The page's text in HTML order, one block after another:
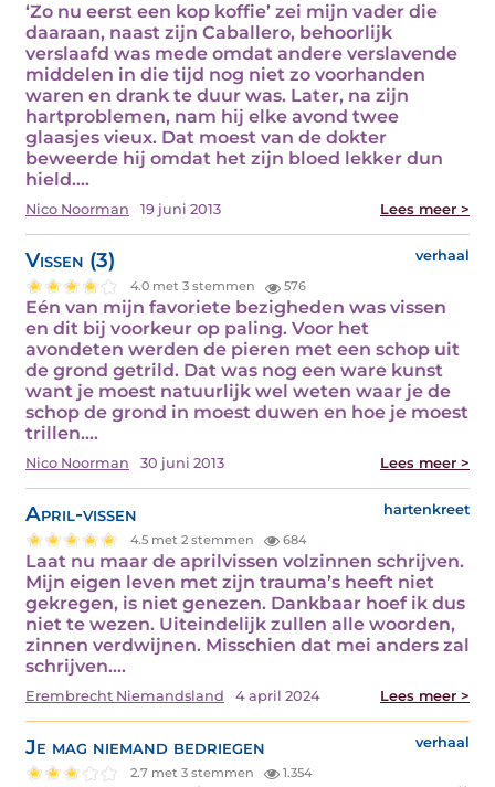
‘Zo nu eerst een kop koffie’ zei mijn vader die
daaraan, naast zijn Caballero, behoorlijk
verslaafd was mede omdat andere verslavende
middelen in die tijd nog niet zo voorhanden
waren en drank te duur was. Later, na zijn
hartproblemen, nam hij elke avond twee
glaasjes vieux. Dat moest van de dokter
beweerde hij omdat het zijn bloed lekker dun
hield.…
Nico Noorman 19 juni 2013 Lees meer >
Vissen (3) verhaal
4.0 met 3 stemmen 576
Eén van mijn favoriete bezigheden was vissen
en dit bij voorkeur op paling. Voor het
avondeten werden de pieren met een schop uit
de grond getrild. Dat was nog een ware kunst
want je moest natuurlijk wel weten waar je de
schop de grond in moest duwen en hoe je moest
trillen.…
Nico Noorman 30 juni 2013 Lees meer >
April-vissen hartenkreet
4.5 met 2 stemmen 684
Laat nu maar de aprilvissen volzinnen schrijven.
Mijn eigen leven met zijn trauma’s heeft niet
gekregen, is niet genezen. Dankbaar hoef ik dus
niet te wezen. Uiteindelijk zullen alle woorden,
zinnen verdwijnen. Misschien dat mei anders zal
schrijven.…
Erembrecht Niemandsland 4 april 2024 Lees meer >
Je mag niemand bedriegen verhaal
2.7 met 3 stemmen 1.354